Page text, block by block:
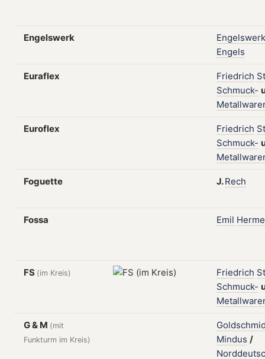
Engelswerk
Engelswerk
Engels
Euraflex Friedrich
Schmuck-
Euroflex Friedrich
Schmuck-
Foguette J.Rech
Fossa Emil
FS (im Kreis) Friedrich
Schmuck-
G & M (mit
Funkturm im Kreis)
Mindus /